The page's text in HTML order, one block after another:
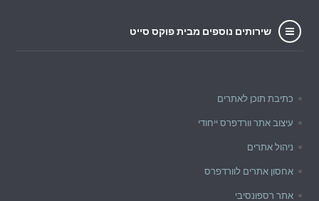
שירותים נוספים מבית פוקס סייט
כתיבת תוכן לאתרים
עיצוב אתר וורדפרס ייחודי
ניהול אתרים
אחסון אתרים לוורדפרס
אתר רספונסיבי